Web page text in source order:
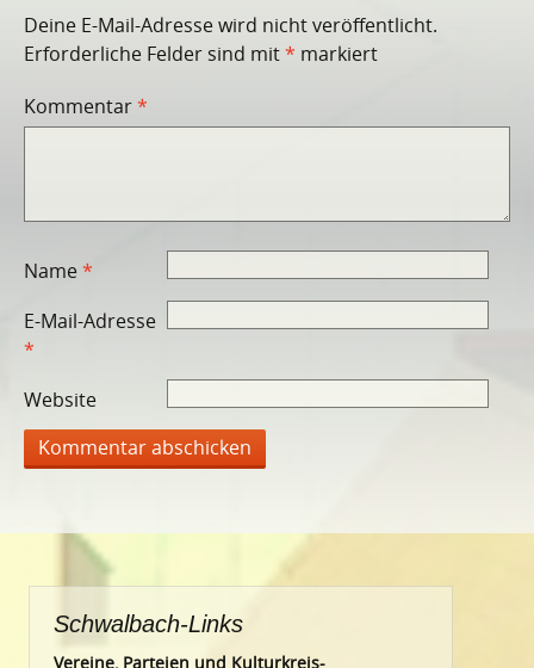
Deine E-Mail-Adresse wird nicht veröffentlicht.
Erforderliche Felder sind mit* markiert
Kommentar*
Name*
E-Mail-Adresse
*
Website
Schwalbach-Links
Vereine, Parteien und Kulturkreis-